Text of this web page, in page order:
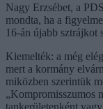
Nagy Erzsébet, a
mondta, ha a
16-án újabb sztrájkot
Kiemelték: a még
mert a kormány
miközben szerintük
„Kompromisszumos
tankerületenként